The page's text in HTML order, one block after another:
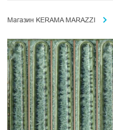
Магазин KERAMA MARAZZI